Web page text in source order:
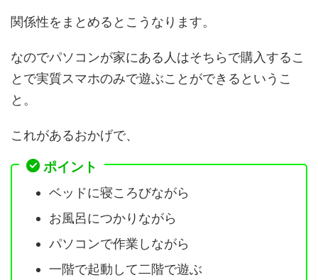
関係性をまとめるとこうなります。
なのでパソコンが家にある人はそちらで購入するこ
とで実質スマホのみで遊ぶことができるというこ
と。
これがあるおかげで、
ポイント
ベッドに寝ころびながら
お風呂につかりながら
パソコンで作業しながら
一階で起動して二階で遊ぶ